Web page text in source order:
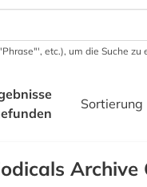
etc.), um die Suche
Sortierung
Archive